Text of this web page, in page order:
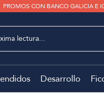
PROMOS CON BANCO GALICIA E
Desarrollo